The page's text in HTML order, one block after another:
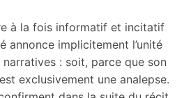
à la fois informatif et incitatif
annonce implicitement l’unité
: soit, parce que son
exclusivement une analepse.